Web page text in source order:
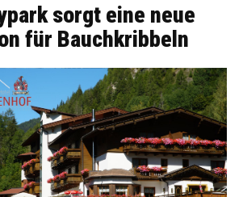
sorgt eine neue
für Bauchkribbeln